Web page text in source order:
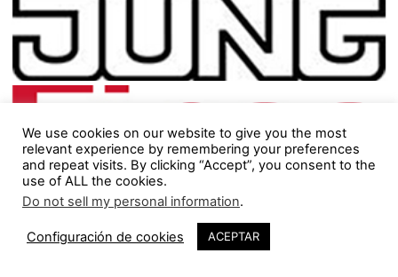
We use cookies on our website to give you the most
relevant experience by remembering your preferences
and repeat visits. By clicking “Accept”, you consent to the
use of ALL the cookies.
Do not sell my personal information.
Configuración de cookies ACEPTAR